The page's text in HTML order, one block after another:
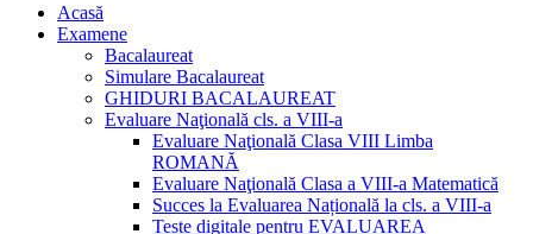
Acasă
Examene
Bacalaureat
Simulare Bacalaureat
GHIDURI BACALAUREAT
Evaluare Naţională cls. a VIII-a
Evaluare Naţională Clasa VIII Limba
ROMANĂ
Evaluare Naţională Clasa a VIII-a Matematică
Succes la Evaluarea Națională la cls. a VIII-a
Teste digitale pentru EVALUAREA